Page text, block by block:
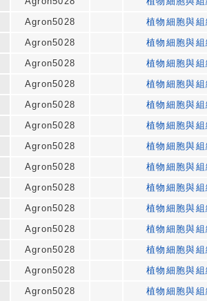
Agron5028
植物細胞與
Agron5028
植物細胞與
Agron5028
植物細胞與
Agron5028
植物細胞與
Agron5028
植物細胞與
Agron5028
植物細胞與
Agron5028
植物細胞與
Agron5028
植物細胞與
Agron5028
植物細胞與
Agron5028
植物細胞與
Agron5028
植物細胞與
Agron5028
植物細胞與
Agron5028
植物細胞與
Agron5028
植物細胞與